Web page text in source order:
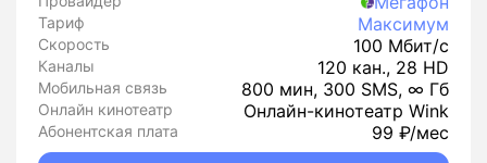
Тариф Максимум
Скорость 100 Мбит/с
Каналы 120 кан., 28 HD
Мобильная связь 800 мин, 300 SMS, ∞ Гб
Онлайн кинотеатр Онлайн-кинотеатр Wink
Абонентская плата 99 ₽/мес